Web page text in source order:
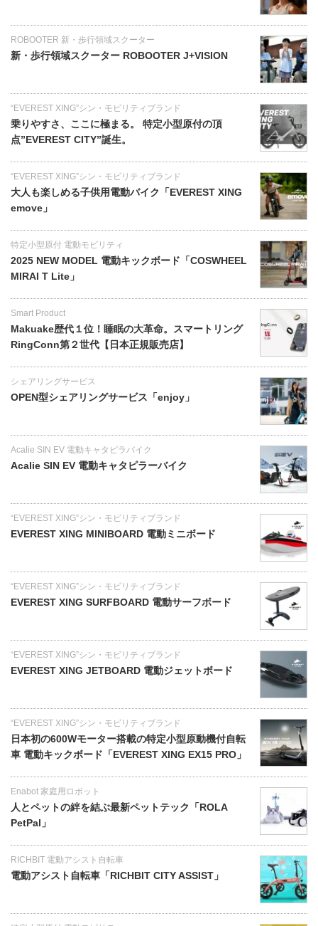
ROBOOTER 新・歩行領域スクーター
新・歩行領域スクーター ROBOOTER J+VISION
“EVEREST XING”シン・モビリティブランド
乗りやすさ、ここに極まる。 特定小型原付の頂
点”EVEREST CITY”誕生。
“EVEREST XING”シン・モビリティブランド
大人も楽しめる子供用電動バイク「EVEREST XING
emove」
特定小型原付 電動モビリティ
2025 NEW MODEL 電動キックボード「COSWHEEL
MIRAI T Lite」
Smart Product
Makuake歴代１位！睡眠の大革命。スマートリング
RingConn第２世代【日本正規販売店】
シェアリングサービス
OPEN型シェアリングサービス「enjoy」
Acalie SIN EV 電動キャタピラバイク
Acalie SIN EV 電動キャタピラーバイク
“EVEREST XING”シン・モビリティブランド
EVEREST XING MINIBOARD 電動ミニボード
“EVEREST XING”シン・モビリティブランド
EVEREST XING SURFBOARD 電動サーフボード
“EVEREST XING”シン・モビリティブランド
EVEREST XING JETBOARD 電動ジェットボード
“EVEREST XING”シン・モビリティブランド
日本初の600Wモーター搭載の特定小型原動機付自転
車 電動キックボード「EVEREST XING EX15 PRO」
Enabot 家庭用ロボット
人とペットの絆を結ぶ最新ペットテック「ROLA
PetPal」
RICHBIT 電動アシスト自転車
電動アシスト自転車「RICHBIT CITY ASSIST」